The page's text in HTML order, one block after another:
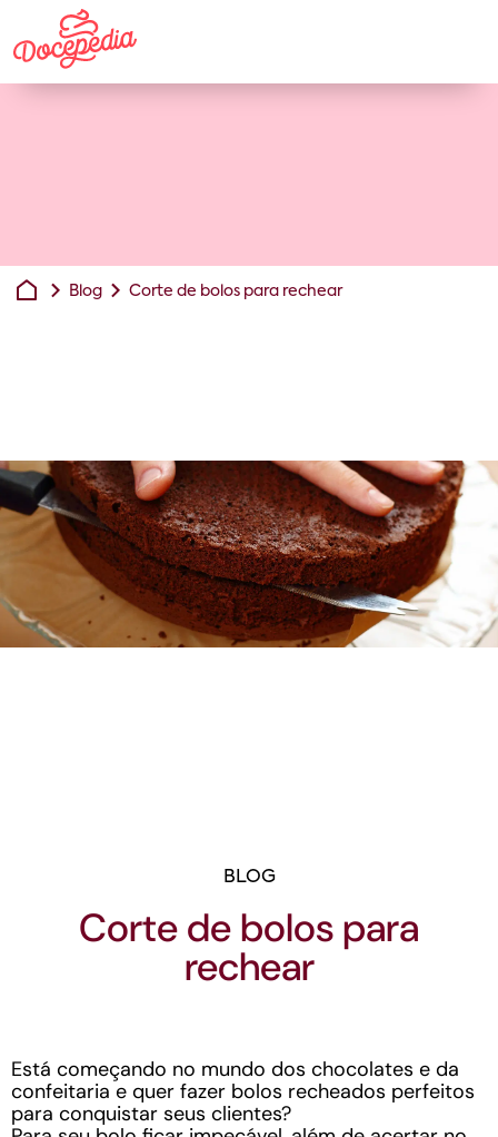
Blog Corte de bolos para rechear
BLOG
Corte de bolos para
rechear
Está começando no mundo dos chocolates e da
confeitaria e quer fazer bolos recheados perfeitos
para conquistar seus clientes?